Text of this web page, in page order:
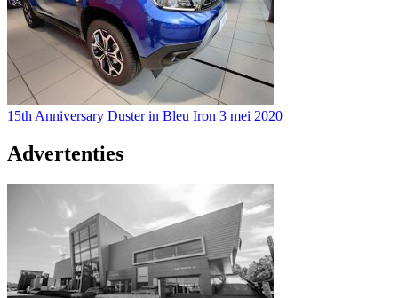
15th Anniversary Duster in Bleu Iron 3 mei 2020
Advertenties